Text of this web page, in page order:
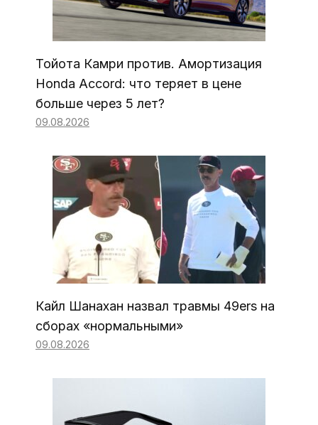
Тойота Камри против. Амортизация
Honda Accord: что теряет в цене
больше через 5 лет?
09.08.2026
Кайл Шанахан назвал травмы 49ers на
сборах «нормальными»
09.08.2026